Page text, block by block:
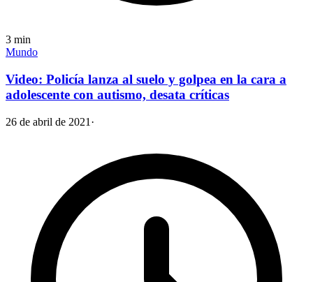
3 min
Mundo
Video: Policía lanza al suelo y golpea en la cara a
adolescente con autismo, desata críticas
26 de abril de 2021 ·